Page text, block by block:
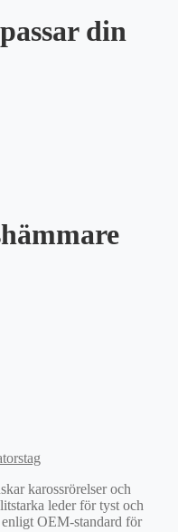
din
karossrörelser och
leder för tyst och
OEM-standard för